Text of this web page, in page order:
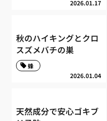
2026.01.17
秋のハイキングとクロ
スズメバチの巣
2026.01.04
蜂
天然成分で安心ゴキブ